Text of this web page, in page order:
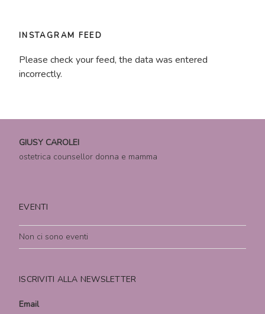
INSTAGRAM FEED
Please check your feed, the data was entered
incorrectly.
GIUSY CAROLEI
ostetrica counsellor donna e mamma
EVENTI
Non ci sono eventi
ISCRIVITI ALLA NEWSLETTER
Email